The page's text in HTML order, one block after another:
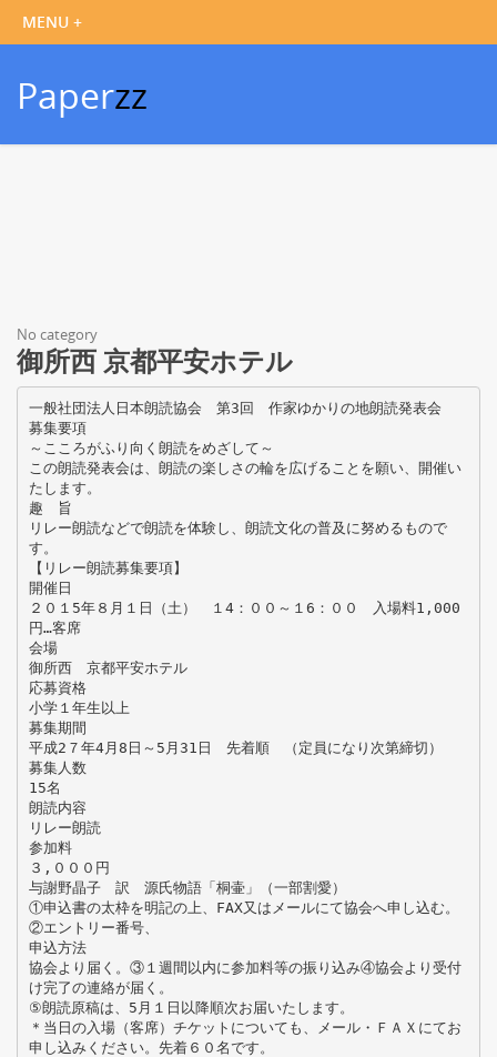
Paperzz
No category
御所西 京都平安ホテル
一般社団法人日本朗読協会 第3回 作家ゆかりの地朗読発表会
募集要項
～こころがふり向く朗読をめざして～
この朗読発表会は、朗読の楽しさの輪を広げることを願い、開催い
たします。
趣 旨
リレー朗読などで朗読を体験し、朗読文化の普及に努めるもので
す。
【リレー朗読募集要項】
開催日
２０１5年８月１日（土） １4：００～１6：００ 入場料1,000
円…客席
会場
御所西 京都平安ホテル
応募資格
小学１年生以上
募集期間
平成2７年4月8日～5月31日 先着順 （定員になり次第締切）
募集人数
15名
朗読内容
リレー朗読
参加料
３,０００円
与謝野晶子 訳 源氏物語「桐壷」（一部割愛）
①申込書の太枠を明記の上、FAX又はメールにて協会へ申し込む。
②エントリー番号、
申込方法
協会より届く。③１週間以内に参加料等の振り込み④協会より受付
け完了の連絡が届く。
⑤朗読原稿は、5月１日以降順次お届いたします。
＊当日の入場（客席）チケットについても、メール・ＦＡＸにてお
申し込みください。先着６０名です。